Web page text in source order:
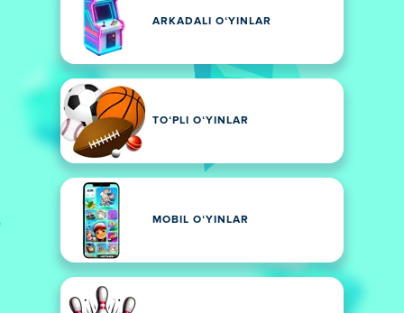
ARKADALI OʻYINLAR
TOʻPLI OʻYINLAR
MOBIL OʻYINLAR